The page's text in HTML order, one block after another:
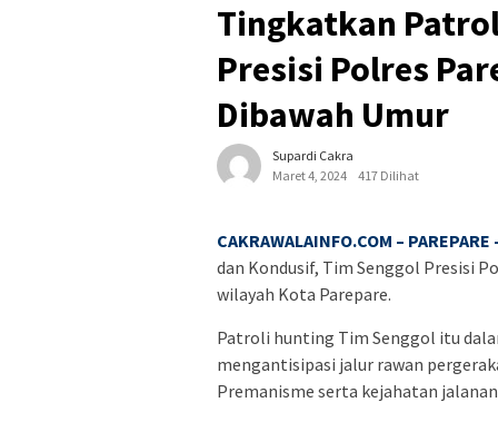
Tingkatkan
Presisi Polres
Dibawah Umur
Supardi Cakra
Maret 4, 2024
417 Dilihat
CAKRAWALAINFO.COM – PAREPARE
dan Kondusif, Tim Senggol Presisi
wilayah Kota Parepare.
Patroli hunting Tim Senggol itu
mengantisipasi jalur rawan
Premanisme serta kejahatan